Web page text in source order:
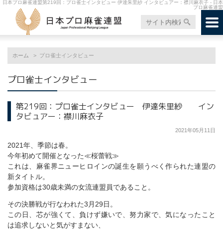
日本プロ麻雀連盟第219回：プロ雀士インタビュー 伊達朱里紗 インタビュアー：襟川麻衣子 - 日本
プロ麻雀連盟
ホーム プロ雀士インタビュー
プロ雀士インタビュー
第219回：プロ雀士インタビュー 伊達朱里紗 イン
タビュアー：襟川麻衣子
2021年05月11日
2021年、季節は春。
今年初めて開催となった≪桜蕾戦≫
これは、麻雀界ニューヒロインの誕生を願うべく作られた連盟の
新タイトル。
参加資格は30歳未満の女流連盟員であること。
その決勝戦が行なわれた3月29日。
この日、芯が強くて、負けず嫌いで、努力家で、気になったこと
は追求しないと気がすまない、